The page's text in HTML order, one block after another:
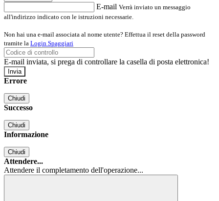
E-mail Verrà inviato un messaggio
all'indirizzo indicato con le istruzioni necessarie.
Non hai una e-mail associata al nome utente? Effettua il reset della password
tramite la Login Spaggiari
E-mail inviata, si prega di controllare la casella di posta elettronica!
Errore
Chiudi
Successo
Chiudi
Informazione
Chiudi
Attendere...
Attendere il completamento dell'operazione...